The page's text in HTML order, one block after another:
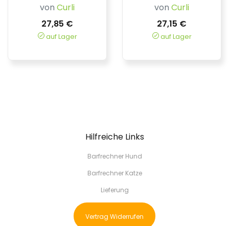
von Curli
27,85 €
auf Lager
von Curli
27,15 €
auf Lager
Hilfreiche Links
Barfrechner Hund
Barfrechner Katze
Lieferung
Vertrag Widerrufen